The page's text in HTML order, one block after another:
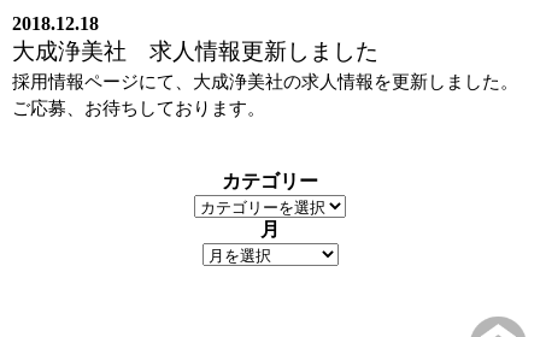
2018.12.18
大成浄美社 求人情報更新しました
採用情報ページにて、大成浄美社の求人情報を更新しました。
ご応募、お待ちしております。
カテゴリー
月